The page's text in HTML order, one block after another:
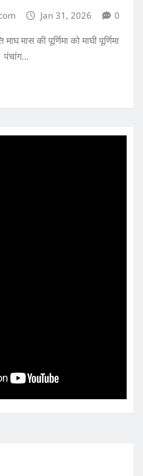
Jan 31, 2026 0
मास की पूर्णिमा को माघी पूर्णिमा
पंचांग…